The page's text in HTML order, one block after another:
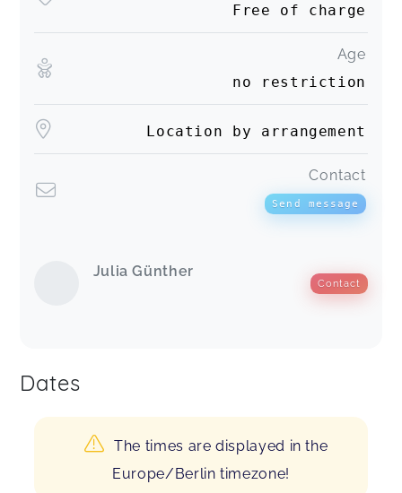
Free of charge
Age
no restriction
Location by arrangement
Contact
Send message
Julia Günther
Contact
Dates
The times are displayed in the
Europe/Berlin timezone!